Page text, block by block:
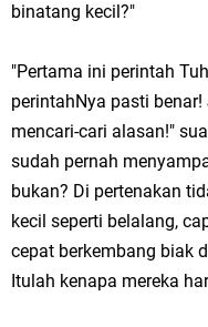
binatang kecil?"
"Pertama ini perintah
perintahNya pasti
mencari-cari alasan!"
sudah pernah
bukan? Di pertenakan
kecil seperti belalang,
cepat berkembang biak
Itulah kenapa mereka